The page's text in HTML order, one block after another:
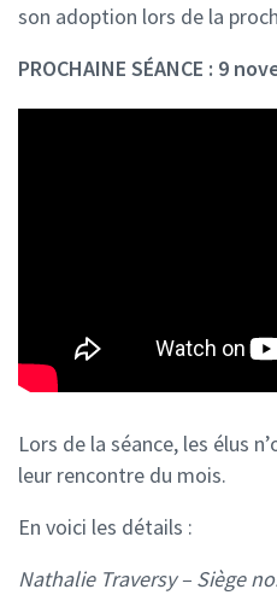
son adoption lors de la
PROCHAINE SÉANCE : 9
Lors de la séance, les élus
leur rencontre du mois.
En voici les détails :
Nathalie Traversy – Siège